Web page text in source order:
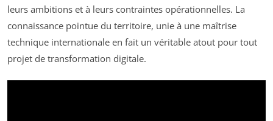
leurs ambitions et à leurs contraintes opérationnelles. La
connaissance pointue du territoire, unie à une maîtrise
technique internationale en fait un véritable atout pour tout
projet de transformation digitale.